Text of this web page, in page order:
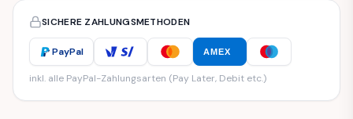
SICHERE ZAHLUNGSMETHODEN
PayPal AMEX
inkl. alle PayPal-Zahlungsarten (Pay Later, Debit etc.)